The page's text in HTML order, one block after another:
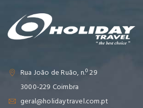
Rua João de Ruão, n.º 29
3000-229 Coimbra
geral@holidaytravel.com.pt